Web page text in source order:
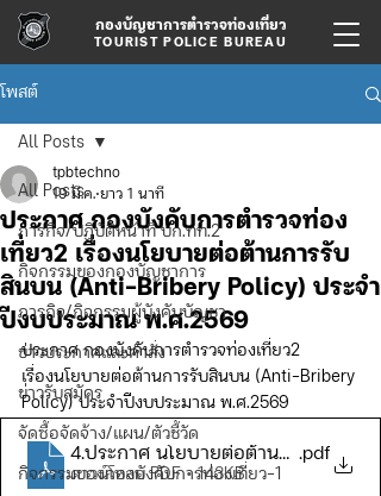
กองบัญชาการตำรวจท่องเที่ยว
TOURIST POLICE BUREAU
โพสต์
All Posts
ภารกิจ/ปฏิบัติหน้าที่ บก.ทท.2
กิจกรรมของกองบัญชาการ
ภารกิจ/กิจกรรมผู้บังคับบัญชา
ข่าวประกาศและคำสั่ง
ข่าวรับสมัคร
จัดซื้อจัดจ้าง/แผน/ตัวชี้วัด
กิจกรรมของกองบังคับการท่องเที่ยว-1
All Posts
ประกาศ กองบังคับการตำรวจท่อง
เที่ยว2 เรื่องนโยบายต่อต้านการรับ
สินบน (Anti-Bribery Policy) ประจำ
ปีงบประมาณ พ.ศ.2569
tpbtechno
19 มี.ค. ยาว 1 นาที
ประกาศ กองบังคับการตำรวจท่องเที่ยว2
เรื่องนโยบายต่อต้านการรับสินบน (Anti-Bribery
Policy) ประจำปีงบประมาณ พ.ศ.2569
.pdf
ดาวน์โหลด PDF • 143KB